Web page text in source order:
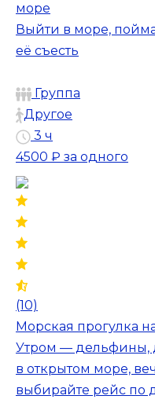
море
Выйти в море,
её съесть
Группа
Другое
3 ч
4500 ₽ за одного
(10)
Морская прогулка
Утром — дельфины,
в открытом море,
выбирайте рейс по